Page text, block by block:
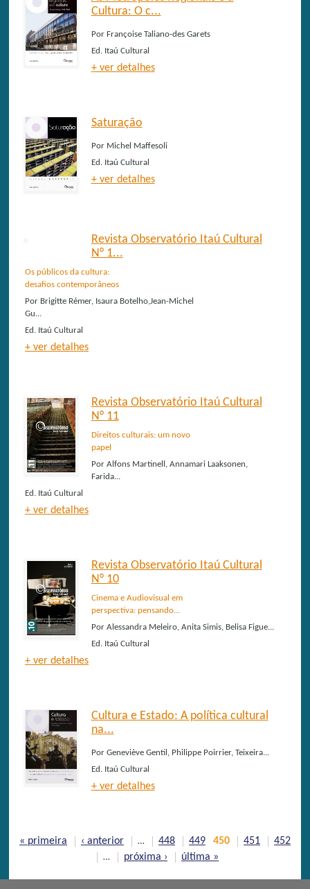
Cultura: O c...
PorFrançoise Taliano-des Garets
Ed.Itaú Cultural
+ ver detalhes
Saturação
PorMichel Maffesoli
Ed.Itaú Cultural
+ ver detalhes
Revista Observatório Itaú Cultural
N° 1...
Os públicos da cultura:
desafios contemporâneos
Por Brigitte Rémer, Isaura Botelho,Jean-Michel
Gu...
Ed. Itaú Cultural
+ ver detalhes
Revista Observatório Itaú Cultural
N° 11
Direitos culturais: um novo
papel
PorAlfons Martinell, Annamari Laaksonen,
Farida...
Ed. Itaú Cultural
+ ver detalhes
Revista Observatório Itaú Cultural
N° 10
Cinema e Audiovisual em
perspectiva: pensando...
PorAlessandra Meleiro, Anita Simis, Belisa Figue...
Ed.Itaú Cultural
+ ver detalhes
Cultura e Estado: A política cultural
na...
PorGeneviève Gentil, Philippe Poirrier, Teixeira...
Ed.Itaú Cultural
+ ver detalhes
Páginas
« primeira ‹ anterior … 448 449 450 451 452
… próxima › última »